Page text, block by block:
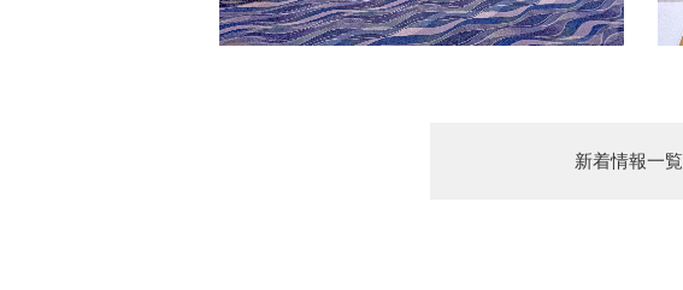
新着情報一覧